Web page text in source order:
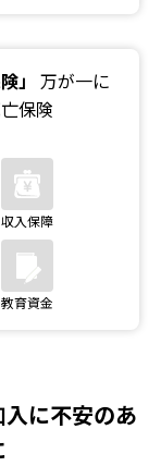
」 万が一に
保険
に不安のあ